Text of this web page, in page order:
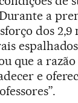
a
dos 2,9
que a
e